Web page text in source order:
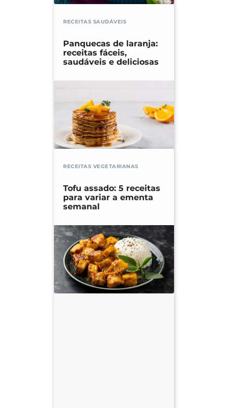
RECEITAS SAUDÁVEIS
Panquecas de laranja:
receitas fáceis,
saudáveis e deliciosas
RECEITAS VEGETARIANAS
Tofu assado: 5 receitas
para variar a ementa
semanal